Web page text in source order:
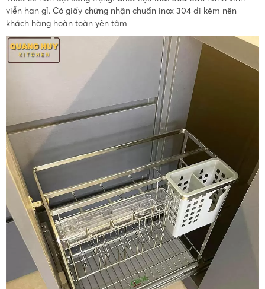
viễn han gỉ. Có giấy chứng nhận chuẩn inox 304 đi kèm nên
khách hàng hoàn toàn yên tâm